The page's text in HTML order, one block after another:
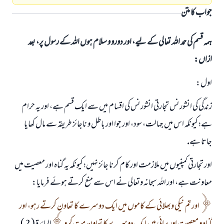
جواب کا متن
ہمہ قسم کی حمد اللہ تعالی کے لیے، اور دورو و سلام ہوں اللہ کے رسول پر، بعد
ازاں:
اول:
زندگى كى انشورنس تجارتى انشورنس كى اقسام ميں سے ايك قسم ہے، اور يہ حرام
ہے؛ كيونكہ اس ميں جہالت، سود، اور جوا اور باطل و ناجائز طريقہ سے مال كھايا
جاتا ہے.
اور تجارتى كمپنيوں ميں ملازمت اور كام كرنا جائز نہيں؛ كيونكہ يہ گناہ اور معصيت ميں
معاونت ہے، اور اللہ سبحانہ وتعالى نے اس سے منع كرتے ہوئے فرمايا:
اور تم نيكى وبھلائى كے كاموں ميں ايك دوسرے كا تعاون كرتے رہو، اور